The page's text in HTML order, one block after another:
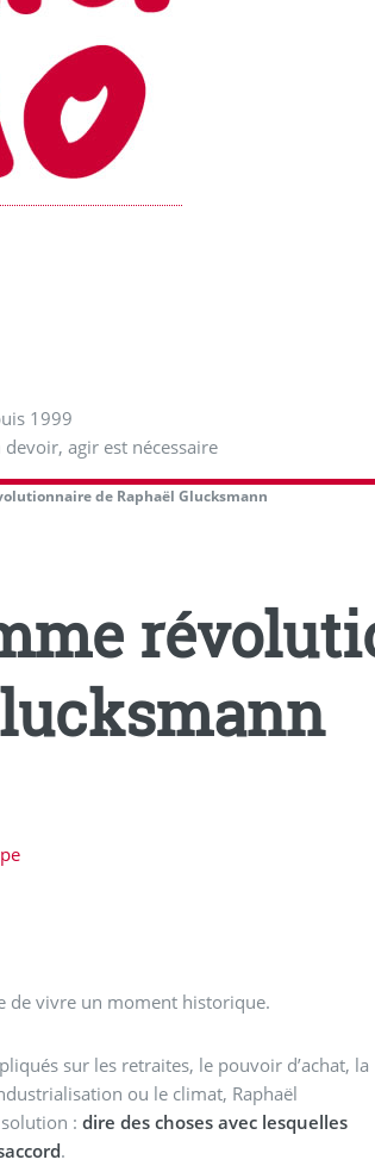
1999
agir est nécessaire
de Raphaël Glucksmann
de vivre un moment historique.
sur les retraites, le pouvoir d’achat, la
ou le climat, Raphaël
solution :dire des choses avec lesquelles
.